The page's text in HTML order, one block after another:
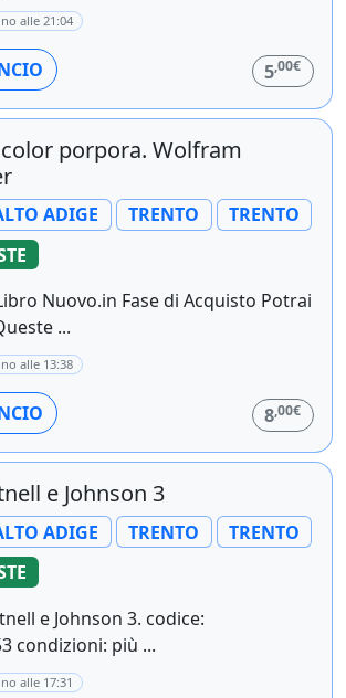
alle 21:04
5,00€
porpora. Wolfram
ADIGE TRENTO
TRENTO
Nuovo.in Fase di Acquisto Potrai
...
alle 13:38
8,00€
e Johnson 3
ADIGE TRENTO
TRENTO
e Johnson 3. codice:
condizioni: più ...
alle 17:31